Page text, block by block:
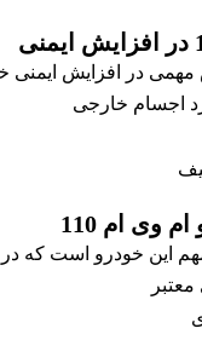
اجسام خارجی
وی ام 110